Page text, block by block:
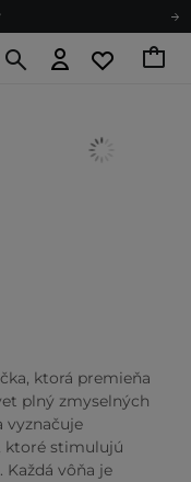
ktorá premieňa
plný zmyselných
vyznačuje
ktoré stimulujú
vôňa je